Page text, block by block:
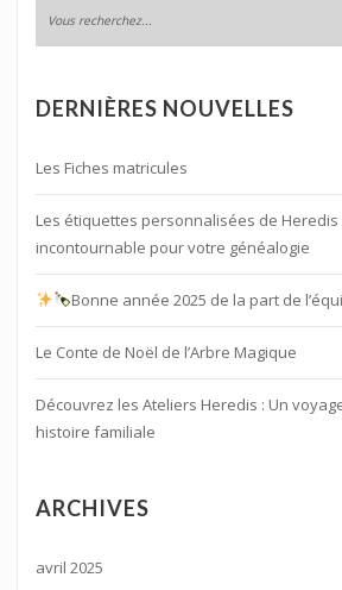
DERNIÈRES NOUVELLES
Les Fiches matricules
Les étiquettes personnalisées de Heredis
incontournable pour votre généalogie
Bonne année 2025 de la part de
Le Conte de Noël de l’Arbre Magique
Découvrez les Ateliers Heredis : Un
histoire familiale
ARCHIVES
avril 2025